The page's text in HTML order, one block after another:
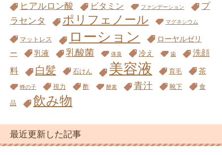
ヒアルロン酸 ビタミン ファンデーション
プ
ラセンタ
ポリフェノール マグネシウム
マットレス ローション
ローヤルゼリ
ー
乳液 乳酸菌 体臭 冷え 歯
洗顔
料
白髪 石けん 美容液 育毛 茶
蜂の子 視力 酢 酵素 青汁 靴下 食
品 飲み物
最近更新した記事